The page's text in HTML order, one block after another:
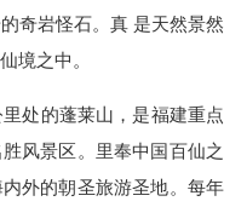
奇岩怪石。真 是天然景然
境之中。
处的蓬莱山，是福建重点
风景区。里奉中国百仙之
外的朝圣旅游圣地。每年